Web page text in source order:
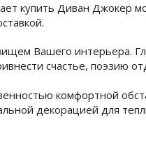
купить Диван Джокер
Вашего интерьера.
счастье, поэзию
комфортной
декорацией для